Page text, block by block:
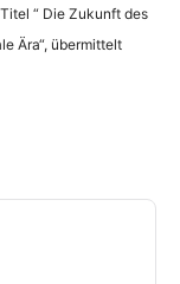
“ Die Zukunft des
Ära“, übermittelt